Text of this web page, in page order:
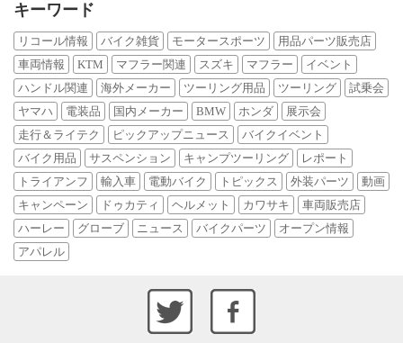
キーワード
リコール情報 バイク雑貨 モータースポーツ
用品パーツ販売店
車両情報
KTM マフラー関連 スズキ マフラー
イベント
ハンドル関連
海外メーカー ツーリング用品 ツーリング
試乗会
ヤマハ
電装品 国内メーカー BMW ホンダ
展示会
走行＆ライテク
ピックアップニュース
バイクイベント
バイク用品
サスペンション キャンプツーリング
レポート
トライアンフ
輸入車 電動バイク トピックス 外装パーツ
動画
キャンペーン
ドゥカティ ヘルメット カワサキ
車両販売店
ハーレー
グローブ ニュース バイクパーツ
オープン情報
アパレル